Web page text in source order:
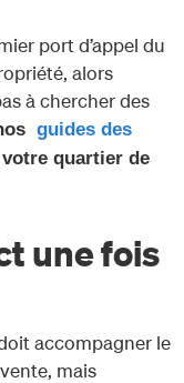
port d’appel du
alors
à chercher des
guides des
quartier de
une fois
accompagner le
mais